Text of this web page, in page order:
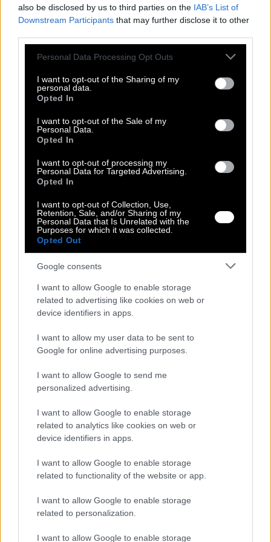
also be disclosed by us to third parties on the IAB’s List of
Downstream Participants that may further disclose it to other
Please note that this website/app uses one or more Google
not limited to your visit or usage behaviour. You may click to
grant or deny consent to Google and its third-party tags to
use your data for below specified purposes in below Google
consent section.
Personal Data Processing Opt Outs
I want to opt-out of the Sharing of my
personal data.
Opted In
I want to opt-out of the Sale of my
Personal Data.
Opted In
I want to opt-out of processing my
Personal Data for Targeted Advertising.
Opted In
I want to opt-out of Collection, Use,
Retention, Sale, and/or Sharing of my
Personal Data that Is Unrelated with the
Purposes for which it was collected.
Opted Out
Google consents
I want to allow Google to enable storage
related to advertising like cookies on web or
device identifiers in apps.
I want to allow my user data to be sent to
Google for online advertising purposes.
I want to allow Google to send me
personalized advertising.
I want to allow Google to enable storage
related to analytics like cookies on web or
device identifiers in apps.
I want to allow Google to enable storage
related to functionality of the website or app.
I want to allow Google to enable storage
related to personalization.
I want to allow Google to enable storage
Διαθεσιμότητα:
Δείτε περισσότερααπό Γυναικεία Παντελόνια
Χρώμα
Regular FitPlus Size
Ποσότητα:
Ρωτήστε για το προϊόν
Τρόποι Αποστολής
Megethologio would go here
Αλλαγές και επιστροφές
Θέλουμε να είστε απόλυτα ικανοποιημένοι με την αγορά σας.
χαρά την επιστροφή / ανταλλαγή ενός αφόρετου προιόντος μέσα σε
14 εργάσιμες ημέρες από την ημερομηνία παραλαβής του
Έχετε το δικαίωμα να επιστρέψετε τα προϊόντα που αγοράσατε και
να ζητήσετε την αντικατάσταση τους όταν
- με αποδεδειγμένη υπαιτιότητα του ifos-shop.gr πουλήθηκαν
ποιότητας (λάθος στη λήψη της παραγγελίας, στην τιμολόγηση,
στην αποστολή κ.λ.π.) και
πραγματικό ελάττωμα ή αλλοίωση στο προϊόν.
μεταφοράς αλλά και της αποστολής του αντικαθιστώμενου